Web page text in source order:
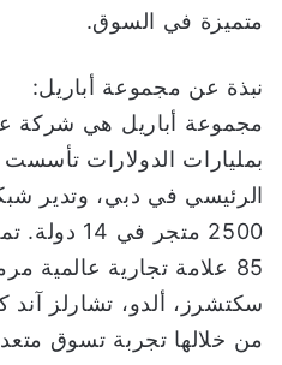
متميزة في السوق.
نبذة عن مجموعة أباريل:
مجموعة أباريل هي شركة
الرئيسي في دبي، وتدير
2500 متجر
85 علامة تجارية عالمية
سكتشرز، ألدو، تشارلز آند
من خلالها تجربة تسوق